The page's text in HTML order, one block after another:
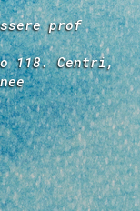
prof
118. Centri,